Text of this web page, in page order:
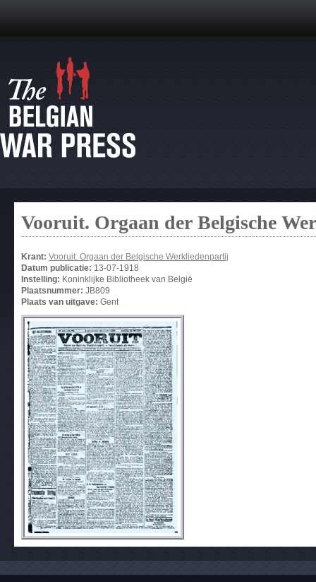
Vooruit. Orgaan der Belgische
Krant: Vooruit. Orgaan der Belgische Werkliedenpartij
Datum publicatie: 13-07-1918
Instelling: Koninklijke Bibliotheek van België
Plaatsnummer: JB809
Plaats van uitgave: Gent